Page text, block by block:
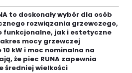
to doskonały wybór dla osób
rozwiązania grzewczego,
funkcjonalne, jak i estetyczne
mocy grzewczej
kW i moc nominalna na
że piec RUNA zapewnia
średniej wielkości